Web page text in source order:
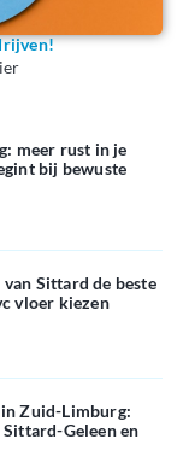
meer rust in je
bij bewuste
Sittard de beste
vloer kiezen
Zuid-Limburg:
Sittard-Geleen en